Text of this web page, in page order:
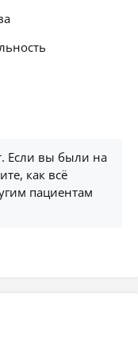
Если вы были на
как всё
пациентам